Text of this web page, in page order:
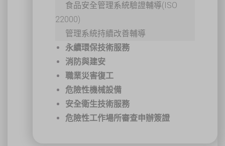
食品安全管理系統驗證輔導(ISO
22000)
管理系統持續改善輔導
永續環保技術服務
消防與建安
職業災害復工
危險性機械設備
安全衛生技術服務
危險性工作場所審查申辦簽證